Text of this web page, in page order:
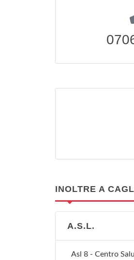
INOLTRE A
A.S.L.
Asl 8 - Centro